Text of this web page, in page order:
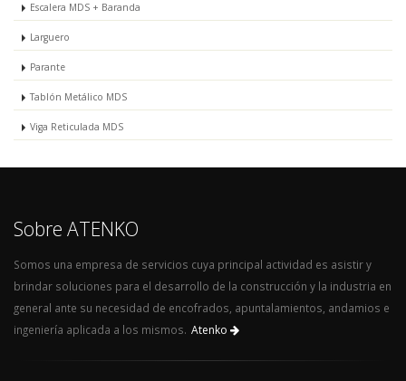
Escalera MDS + Baranda
Larguero
Parante
Tablón Metálico MDS
Viga Reticulada MDS
Sobre ATENKO
Somos una empresa de servicios cuya principal actividad es asistir y
brindar soluciones para el desarrollo de la construcción y la industria en
general ante su necesidad de encofrados, apuntalamientos, andamios e
ingeniería aplicada a los mismos. Atenko